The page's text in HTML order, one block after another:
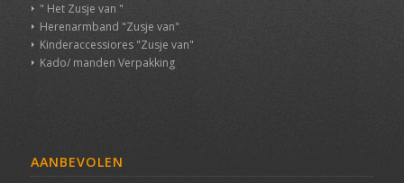
" Het Zusje van "
Herenarmband "Zusje van"
Kinderaccessiores "Zusje van"
Kado/ manden Verpakking
AANBEVOLEN